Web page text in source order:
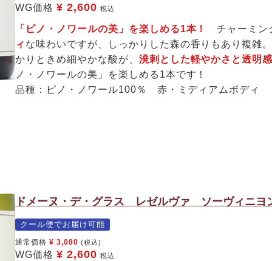
WG価格 ¥ 2,600 税込
「ピノ・ノワールの美」を楽しめる1本！ チャーミン
ィ な味わいですが、しっかりした森の香りもあり複雑
かりときめ細やかな酸が、 溌剌とした軽やかさと透明感
ノ・ノワールの美」を楽しめる1本です！
品種：ピノ・ノワール100％ 赤・ミディアムボディ
ドメーヌ・デ・グラス レゼルヴァ ソーヴィニ
クール便でお届け可能
通常価格 ¥ 3,080 (税込)
WG価格 ¥ 2,600 税込